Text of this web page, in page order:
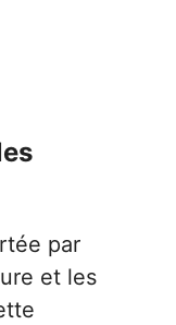
par
et les